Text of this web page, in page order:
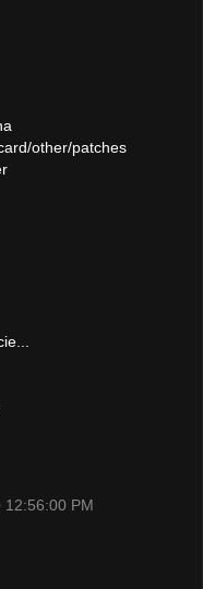
other/patches
12:56:00 PM